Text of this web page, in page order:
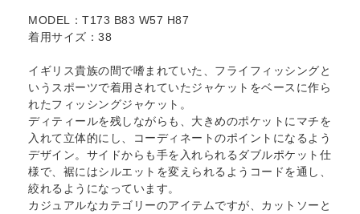
MODEL：T173 B83 W57 H87
着用サイズ：38
イギリス貴族の間で嗜まれていた、フライフィッシングと
いうスポーツで着用されていたジャケットをベースに作ら
れたフィッシングジャケット。
ディティールを残しながらも、大きめのポケットにマチを
入れて立体的にし、コーディネートのポイントになるよう
デザイン。サイドからも手を入れられるダブルポケット仕
様で、裾にはシルエットを変えられるようコードを通し、
絞れるようになっています。
カジュアルなカテゴリーのアイテムですが、カットソーと